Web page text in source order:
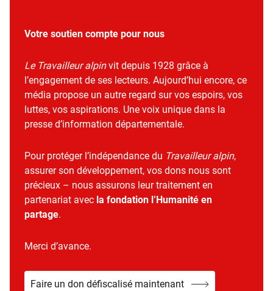
Votre soutien compte pour nous
Le Travailleur alpinvit depuis 1928 grâce à
l’engagement de ses lecteurs. Aujourd’hui encore, ce
média propose un autre regard sur vos espoirs, vos
luttes, vos aspirations. Une voix unique dans la
presse d’information départementale.
Pour protéger l’indépendance du Travailleur alpin,
assurer son développement, vos dons nous sont
précieux – nous assurons leur traitement en
partenariat avec la fondation l’Humanité en
partage.
Merci d’avance.
Faire un don défiscalisé maintenant